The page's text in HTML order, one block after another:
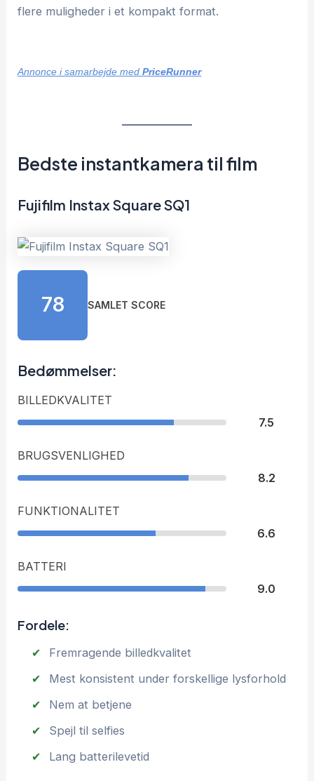
flere muligheder i et kompakt format.
Annonce i samarbejde medPriceRunner
Bedste instantkamera til film
Fujifilm Instax Square SQ1
78 SAMLET SCORE
Bedømmelser:
BILLEDKVALITET
7.5
BRUGSVENLIGHED
8.2
FUNKTIONALITET
6.6
BATTERI
9.0
Fordele:
Fremragende billedkvalitet
Mest konsistent under forskellige lysforhold
Nem at betjene
Spejl til selfies
Lang batterilevetid